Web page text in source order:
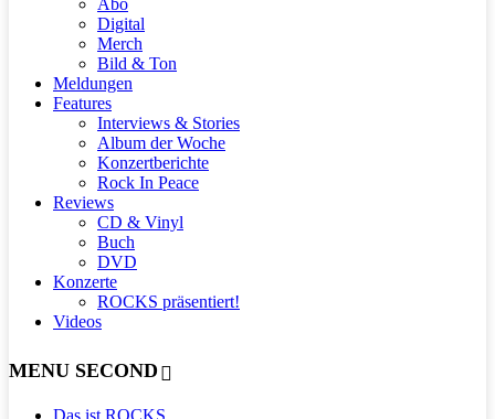
Digital
Merch
Bild & Ton
Meldungen
Features
Interviews & Stories
Album der Woche
Konzertberichte
Rock In Peace
Reviews
CD & Vinyl
Buch
DVD
Konzerte
ROCKS präsentiert!
Videos
MENU SECOND
Das ist ROCKS